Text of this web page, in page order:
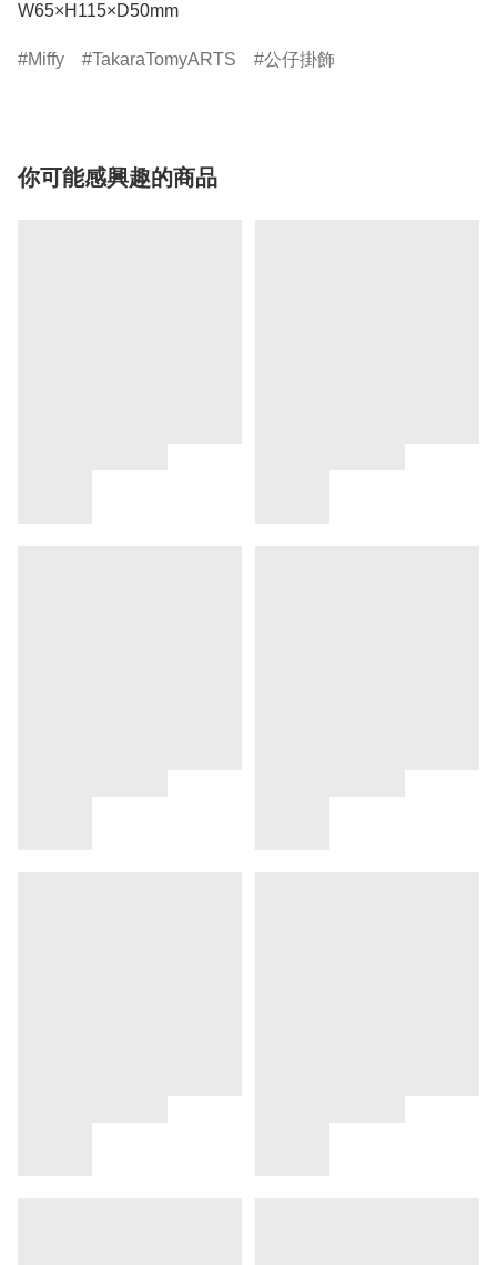
W65×H115×D50mm
Miffy TakaraTomyARTS 公仔掛飾
你可能感興趣的商品